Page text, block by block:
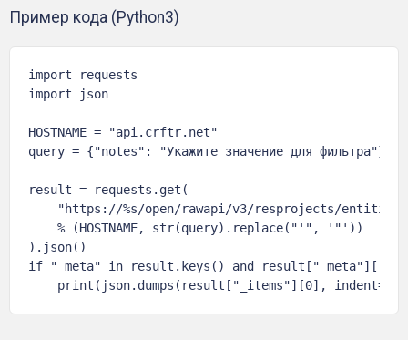
Пример кода (Python3)
import requests
import json
HOSTNAME = "api.crftr.net"
query = {"notes": "Укажите значение для фильтра"}
result = requests.get(
"https://%s/open/rawapi/v3/resprojects/
    % (HOSTNAME, str(query).replace("'", '"'))
).json()
if "_meta" in result.keys() and
print(json.dumps(result["_items"][0], indent=4,